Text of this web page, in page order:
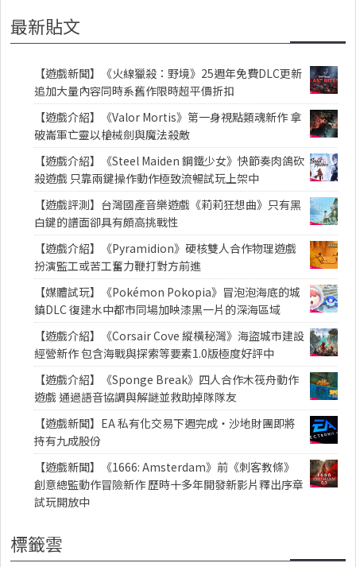
最新貼文
【遊戲新聞】《火線獵殺：野境》25週年免費DLC更新
追加大量內容同時系舊作限時超平價折扣
【遊戲介紹】《Valor Mortis》第一身視點類魂新作 拿
破崙軍亡靈以槍械劍與魔法殺敵
【遊戲介紹】《Steel Maiden 鋼鐵少女》快節奏肉鴿砍
殺遊戲 只靠兩鍵操作動作極致流暢試玩上架中
【遊戲評測】台灣國產音樂遊戲《莉莉狂想曲》只有黑
白鍵的譜面卻具有頗高挑戰性
【遊戲介紹】《Pyramidion》硬核雙人合作物理遊戲
扮演監工或苦工奮力鞭打對方前進
【媒體試玩】《Pokémon Pokopia》冒泡泡海底的城
鎮DLC 復建水中都市同場加映漆黑一片的深海區域
【遊戲介紹】《Corsair Cove 縱橫秘灣》海盜城市建設
經營新作 包含海戰與探索等要素1.0版極度好評中
【遊戲介紹】《Sponge Break》四人合作木筏舟動作
遊戲 通過語音協調與解謎並救助掉隊隊友
【遊戲新聞】EA 私有化交易下週完成・沙地財團即將
持有九成股份
【遊戲新聞】《1666: Amsterdam》前《刺客教條》
創意總監動作冒險新作 歷時十多年開發新影片釋出序章
試玩開放中
標籤雲